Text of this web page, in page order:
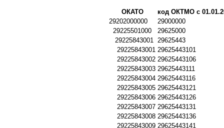
ОКАТО
код ОКТМО с
29202000000
29000000
29225501000
29625000
29225843001 29625443
29225843001 29625443101
29225843002 29625443106
29225843003 29625443111
29225843004 29625443116
29225843005 29625443121
29225843006 29625443126
29225843007 29625443131
29225843008 29625443136
29225843009 29625443141